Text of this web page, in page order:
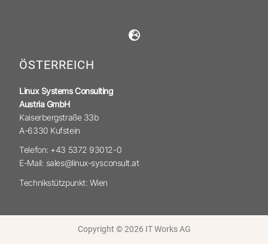
ÖSTERREICH
Linux Systems Consulting
Austria GmbH
Kaiserbergstraße 33b
A-6330 Kufstein
Telefon: +43 5372 93012-0
E-Mail: sales@linux-sysconsult.at
Technikstützpunkt: Wien
Copyright © 2026 IT Works AG